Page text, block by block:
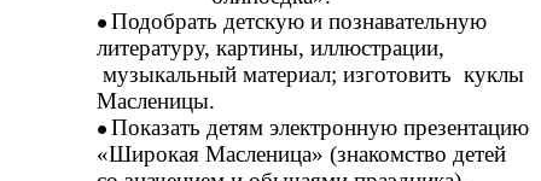
Подобрать детскую и познавательную
литературу, картины, иллюстрации,
музыкальный материал; изготовить куклы
Масленицы.
Показать детям электронную презентацию
«Широкая Масленица» (знакомство детей